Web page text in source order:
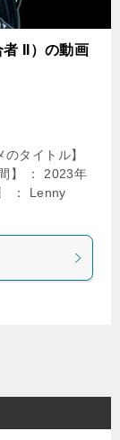
者 II）の動画
タイトル】
】 ： 2023年
： Lenny